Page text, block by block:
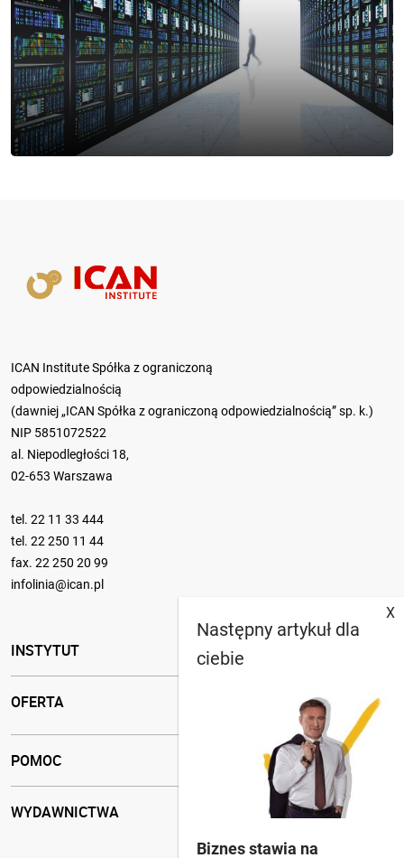
X
Następny artykuł dla
ciebie
Biznes stawia na
ICAN Institute Spółka z ograniczoną
odpowiedzialnością
(dawniej „ICAN Spółka z ograniczoną odpowiedzialnością” sp. k.)
NIP 5851072522
al. Niepodległości 18,
02-653 Warszawa
tel. 22 11 33 444
tel. 22 250 11 44
fax. 22 250 20 99
infolinia@ican.pl
INSTYTUT
OFERTA
POMOC
WYDAWNICTWA